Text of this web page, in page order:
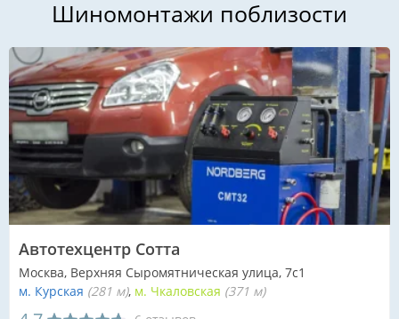
Шиномонтажи поблизости
Автотехцентр Сотта
Москва, Верхняя Сыромятническая улица, 7с1
м. Курская (281 м) м. Чкаловская (371 м)